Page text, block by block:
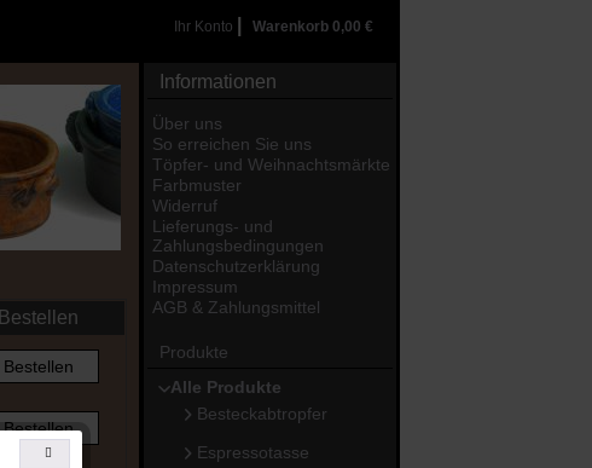
Ihr Konto Warenkorb 0,00 €
Bestellen
Bestellen
Bestellen
Informationen
Über uns
So erreichen Sie uns
Töpfer- und Weihnachtsmärkte
Farbmuster
Widerruf
Lieferungs- und
Zahlungsbedingungen
Datenschutzerklärung
Impressum
AGB & Zahlungsmittel
Produkte
Alle Produkte
Besteckabtropfer
Espressotasse